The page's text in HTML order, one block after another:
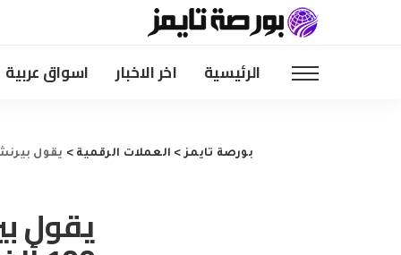
الرئيسية اخر الاخبار اسواق عربية
بورصة تايمز> العملات الرقمية > يقول بيرنشتاين إن عملة
يقول